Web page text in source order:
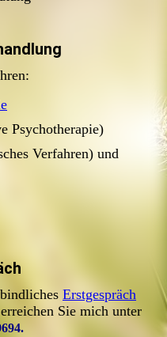
Psychotherapie)
Verfahren) und
Erstgespräch
Sie mich unter